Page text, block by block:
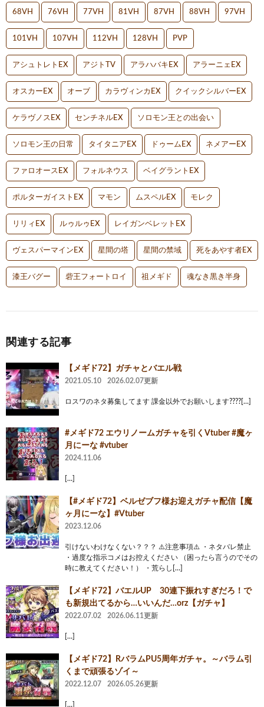
68VH 76VH 77VH 81VH 87VH 88VH 97VH
101VH 107VH 112VH 128VH PVP
アシュトレトEX アジトTV アラハバキEX アラーニェEX
オスカーEX オーブ カラヴィンカEX クイックシルバーEX
ケラヴノスEX センチネルEX ソロモン王との出会い
ソロモン王の日常 タイタニアEX ドゥームEX ネメアーEX
ファロオースEX フォルネウス ベイグラントEX
ポルターガイストEX マモン ムスペルEX モレク
リリィEX ルゥルゥEX レイガンベレットEX
ヴェスパーマインEX 星間の塔 星間の禁域 死をあやす者EX
漆王バグー 砦王フォートロイ 祖メギド 魂なき黒き半身
関連する記事
【メギド72】ガチャとバエル戦
2021.05.10 2026.02.07更新
ロスワのネタ募集してます 課金以外でお願いします????[…]
#メギド72 エウリノームガチャを引くVtuber #魔ヶ
月にーな #vtuber
2024.11.06
[…]
【#メギド72】ベルゼブフ様お迎えガチャ配信【魔
ヶ月にーな】#Vtuber
2023.12.06
引けないわけなくない？？？ ⚠️注意事項⚠️ ・ネタバレ禁止
・過度な指示コメはお控えください （困ったら言うのでその
時に教えてください！） ・荒らし[…]
【メギド72】バエルUP 30連下振れすぎだろ！で
も新規出てるから…いいんだ…orz【ガチャ】
2022.07.02 2026.06.11更新
[…]
【メギド72】RバラムPU5周年ガチャ。～バラム引
くまで頑張るゾイ～
2022.12.07 2026.05.26更新
[…]